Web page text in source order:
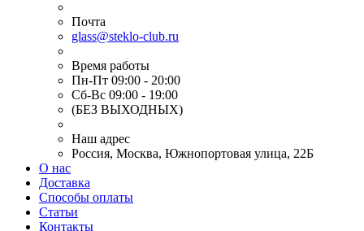
Почта
glass@steklo-club.ru
Время работы
Пн-Пт 09:00 - 20:00
Сб-Вс 09:00 - 19:00
(БЕЗ ВЫХОДНЫХ)
Наш адрес
Россия, Москва, Южнопортовая улица, 22Б
О нас
Доставка
Способы оплаты
Статьи
Контакты